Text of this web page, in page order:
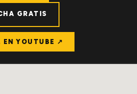
GRATIS
YOUTUBE ↗